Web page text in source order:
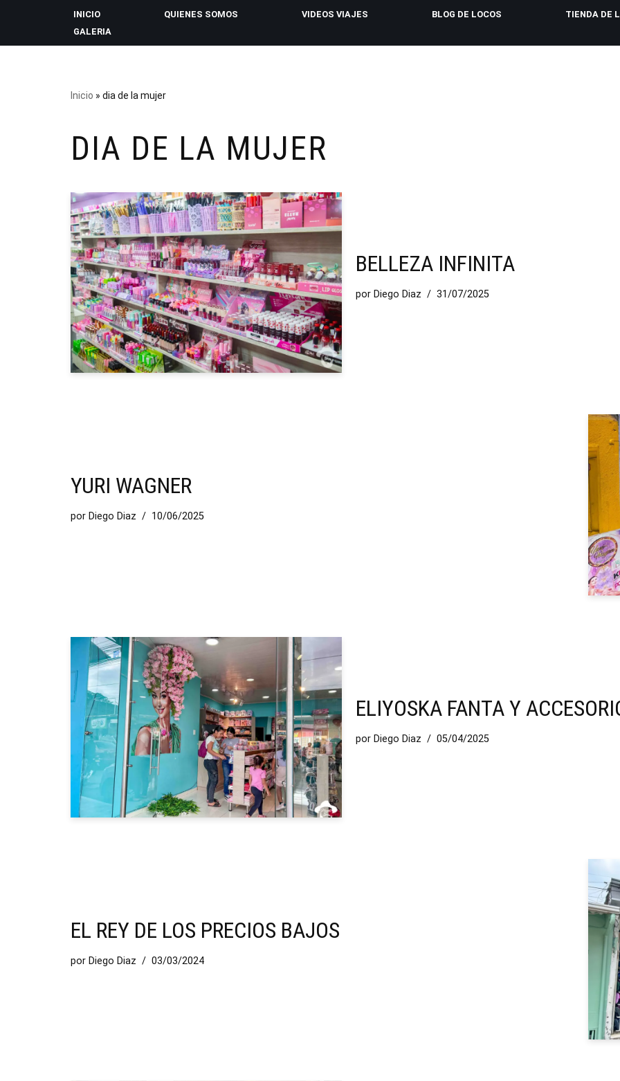
INICIO QUIENES SOMOS VIDEOS VIAJES BLOG DE LOCOS
TIENDA DE
GALERIA
Inicio » dia de la mujer
DIA DE LA MUJER
BELLEZA INFINITA
por Diego Diaz 31/07/2025
YURI WAGNER
por Diego Diaz 10/06/2025
ELIYOSKA FANTA Y
por Diego Diaz 05/04/2025
EL REY DE LOS PRECIOS BAJOS
por Diego Diaz 03/03/2024